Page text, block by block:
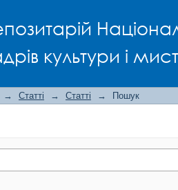
культури і
→ Статті → Статті → Пошук